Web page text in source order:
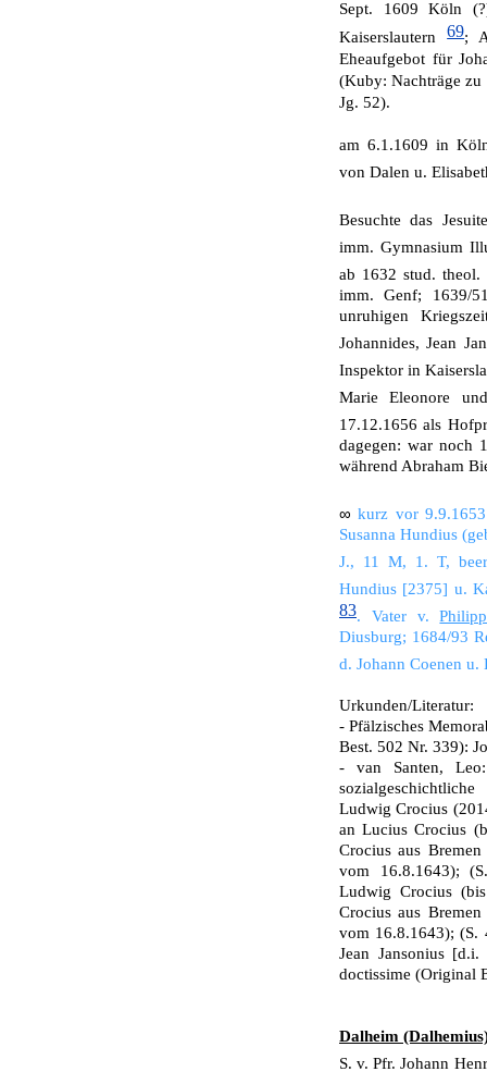
Sept. 1609 Köln
Kaiserslautern69;
Eheaufgebot für
(Kuby: Nachträge
Jg. 52).
am 6.1.1609 in
von Dalen u.
Besuchte das
imm. Gymnasium
ab 1632 stud.
imm. Genf; 1639/
unruhigen
Johannides, Jean
Inspektor in
Marie Eleonore
17.12.1656 als
dagegen: war noch
während Abraham
∞kurz vor
Susanna Hundius
J., 11 M, 1. T,
Hundius [2375] u.
83. Vater v.
Diusburg; 1684/93
d. Johann Coenen u.
Urkunden/Literatur:
- Pfälzisches
Best. 502 Nr. 339):
- van Santen,
Ludwig Crocius
an Lucius Crocius
Crocius aus
vom 16.8.1643);
Ludwig Crocius
Crocius aus
vom 16.8.1643); (S.
Jean Jansonius
doctissime (Original
Dalheim
S. v. Pfr. Johann